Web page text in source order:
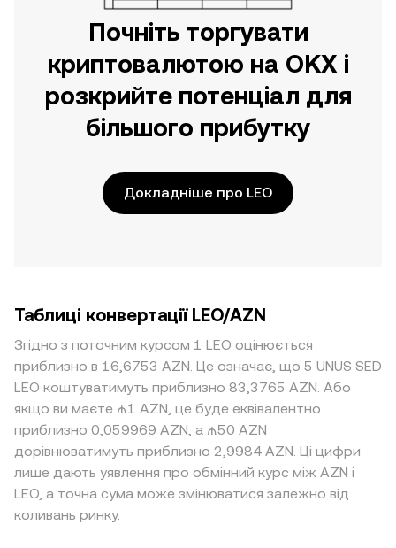
Почніть торгувати
криптовалютою на OKX і
розкрийте потенціал для
більшого прибутку
Докладніше про LEO
Таблиці конвертації LEO/AZN
Згідно з поточним курсом 1 LEO оцінюється
приблизно в 16,6753 AZN. Це означає, що 5 UNUS SED
LEO коштуватимуть приблизно 83,3765 AZN. Або
якщо ви маєте ₼1 AZN, це буде еквівалентно
приблизно 0,059969 AZN, а ₼50 AZN
дорівнюватимуть приблизно 2,9984 AZN. Ці цифри
лише дають уявлення про обмінний курс між AZN і
LEO, а точна сума може змінюватися залежно від
коливань ринку.